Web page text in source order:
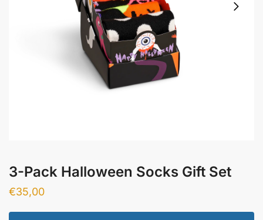
3-Pack Halloween Socks Gift Set
€35,00